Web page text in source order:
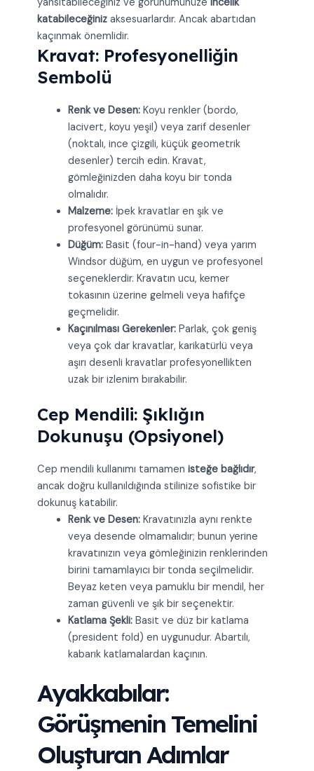
katabileceğinizaksesuarlardır. Ancak abartıdan
kaçınmak önemlidir.
Kravat: Profesyonelliğin
Sembolü
Renk ve Desen:Koyu renkler (bordo,
lacivert, koyu yeşil) veya zarif desenler
(noktalı, ince çizgili, küçük geometrik
desenler) tercih edin. Kravat,
gömleğinizden daha koyu bir tonda
olmalıdır.
Malzeme:İpek kravatlar en şık ve
profesyonel görünümü sunar.
Düğüm:Basit (four-in-hand) veya yarım
Windsor düğüm, en uygun ve profesyonel
seçeneklerdir. Kravatın ucu, kemer
tokasının üzerine gelmeli veya hafifçe
geçmelidir.
Kaçınılması Gerekenler:Parlak, çok geniş
veya çok dar kravatlar, karikatürlü veya
aşırı desenli kravatlar profesyonellikten
uzak bir izlenim bırakabilir.
Cep Mendili: Şıklığın
Dokunuşu (Opsiyonel)
Cep mendili kullanımı tamamen isteğe bağlıdır,
ancak doğru kullanıldığında stilinize sofistike bir
dokunuş katabilir.
Renk ve Desen:Kravatınızla aynı renkte
veya desende olmamalıdır; bunun yerine
kravatınızın veya gömleğinizin renklerinden
birini tamamlayıcı bir tonda seçilmelidir.
Beyaz keten veya pamuklu bir mendil, her
zaman güvenli ve şık bir seçenektir.
Katlama Şekli:Basit ve düz bir katlama
(president fold) en uygunudur. Abartılı,
kabarık katlamalardan kaçının.
Ayakkabılar:
Görüşmenin Temelini
Oluşturan Adımlar